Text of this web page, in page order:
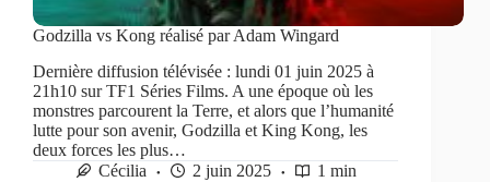
Godzilla vs Kong réalisé par Adam Wingard
Dernière diffusion télévisée : lundi 01 juin 2025 à
21h10 sur TF1 Séries Films. A une époque où les
monstres parcourent la Terre, et alors que l’humanité
lutte pour son avenir, Godzilla et King Kong, les
deux forces les plus…
Cécilia
2 juin 2025 1 min